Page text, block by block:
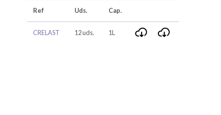
Ref Uds. Cap.
CRELAST 12 uds. 1L